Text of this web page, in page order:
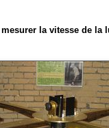
mesurer la vitesse de la